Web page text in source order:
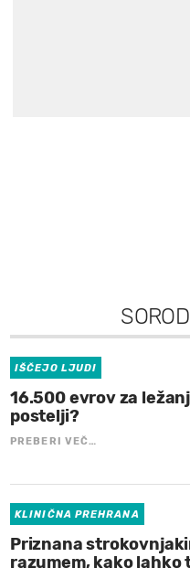
IŠČEJO LJUDI
16.500 evrov za
postelji?
PREBERI VEČ…
KLINIČNA PREHRANA
Priznana
razumem, kako lahko